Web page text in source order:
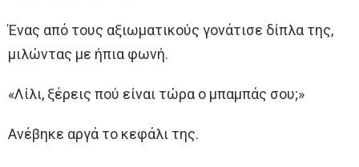
Ένας από τους αξιωματικούς γονάτισε δίπλα της,
μιλώντας με ήπια φωνή.
«Λίλι, ξέρεις πού είναι τώρα ο μπαμπάς σου;»
Ανέβηκε αργά το κεφάλι της.